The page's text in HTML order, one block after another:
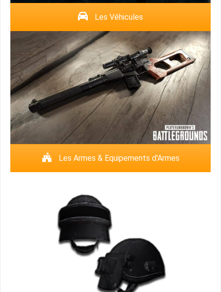
Les Véhicules
Les Armes & Equipements d'Armes